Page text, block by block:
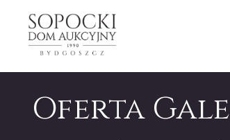
Oferta